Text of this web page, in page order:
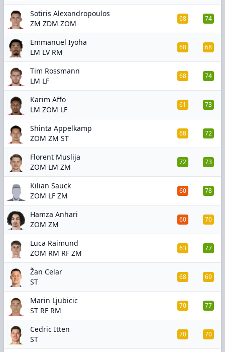
Sotiris Alexandropoulos
ZM ZDM ZOM
68 74
Emmanuel Iyoha
LM LV RM
68 68
Tim Rossmann
LM LF
68 74
Karim Affo
LM ZOM LF
61 73
Shinta Appelkamp
ZOM ZM ST
68 72
Florent Muslija
ZOM LM ZM
72 73
Kilian Sauck
ZOM LF ZM
60 78
Hamza Anhari
ZOM ZM
60 70
Luca Raimund
ZOM RM RF ZM
63 77
Žan Celar
ST
68 69
Marin Ljubicic
ST RF RM
70 77
Cedric Itten
ST
70 70